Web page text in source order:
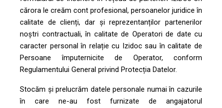
cărora le creăm cont profesional, persoanelor juridice în
calitate de clienți, dar și reprezentanților partenerilor
noștri contractuali, în calitate de Operatori de date cu
caracter personal în relație cu Izidoc sau în calitate de
Persoane împuternicite de Operator, conform
Regulamentului General privind Protecția Datelor.
Stocăm și prelucrăm datele personale numai în cazurile
în care ne-au fost furnizate de angajatorul